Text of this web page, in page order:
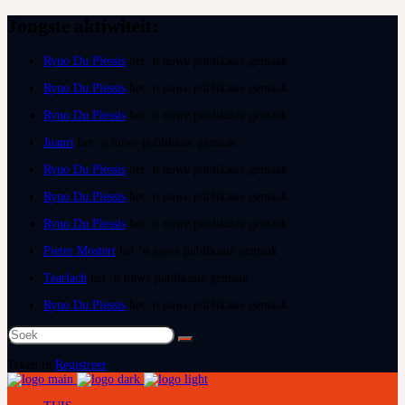
Ryno Du Plessis
Ryno Du Plessis
Ryno Du Plessis
Juanri
Ryno Du Plessis
Ryno Du Plessis
Ryno Du Plessis
Pieter Mostert
Tearlach
Ryno Du Plessis
Soek
na:
Registreer